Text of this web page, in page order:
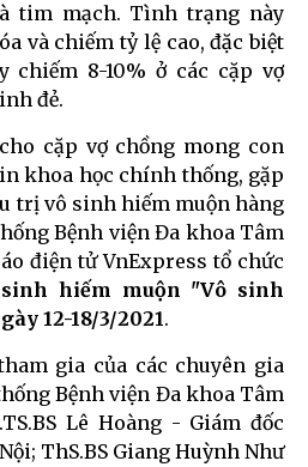
tim mạch. Tình trạng này
và chiếm tỷ lệ cao, đặc biệt
chiếm 8-10% ở các cặp vợ
đẻ.
cặp vợ chồng mong con
khoa học chính thống, gặp
trị vô sinh hiếm muộn hàng
Bệnh viện Đa khoa Tâm
điện tử VnExpress tổ chức
hiếm muộn "Vô sinh
12-18/3/2021.
gia của các chuyên gia
Bệnh viện Đa khoa Tâm
Lê Hoàng - Giám đốc
ThS.BS Giang Huỳnh Như